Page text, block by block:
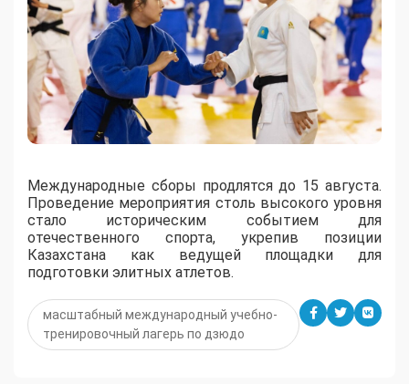
Международные сборы продлятся до 15 августа.
Проведение мероприятия столь высокого уровня
стало историческим событием для
отечественного спорта, укрепив позиции
Казахстана как ведущей площадки для
подготовки элитных атлетов.
масштабный международный учебно-
тренировочный лагерь по дзюдо